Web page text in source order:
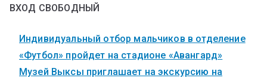
ВХОД СВОБОДНЫЙ
Индивидуальный отбор мальчиков в отделение
«Футбол» пройдет на стадионе «Авангард»
Музей Выксы приглашает на экскурсию на